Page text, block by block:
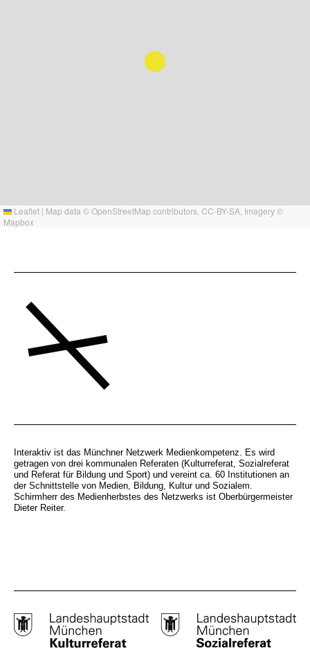
Leaflet | Map data ©OpenStreetMap contributors, CC-BY-SA , Imagery ©
Mapbox
Interaktiv ist das Münchner Netzwerk Medienkompetenz. Es wird
getragen von drei kommunalen Referaten (Kulturreferat, Sozialreferat
und Referat für Bildung und Sport) und vereint ca. 60 Institutionen an
der Schnittstelle von Medien, Bildung, Kultur und Sozialem.
Schirmherr des Medienherbstes des Netzwerks ist Oberbürgermeister
Dieter Reiter.